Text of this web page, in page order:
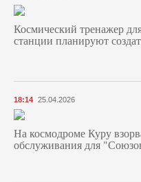
Космический тренажер
станции планируют
18:14 25.04.2026
На космодроме Куру
обслуживания для